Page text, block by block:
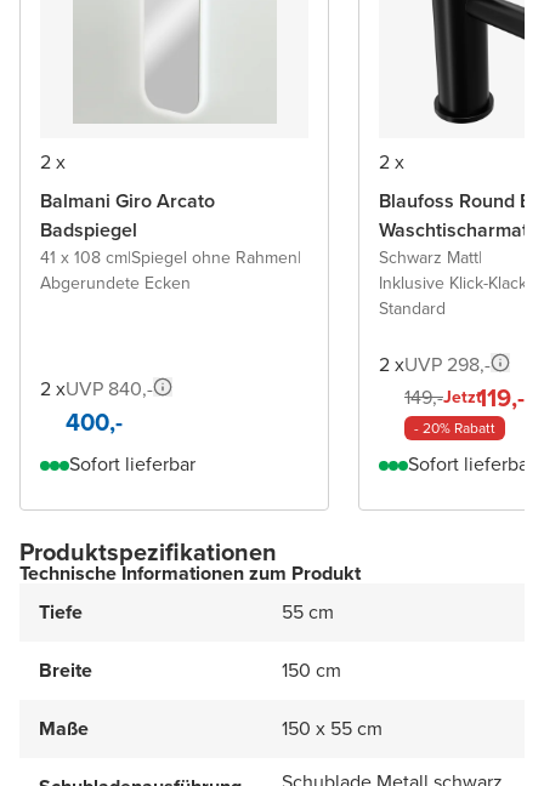
2 x
Balmani Giro Arcato
Badspiegel
41 x 108 cm|Spiegel ohne Rahmen|
Abgerundete Ecken
2 xUVP 840,-
400,-
Sofort lieferbar
2 x
Blaufoss Round
Schwarz Matt|
Inklusive Klick-Klack
Standard
2 xUVP 298,-
149,-Jetzt119,-
- 20% Rabatt
Sofort lieferbar
Produktspezifikationen
Technische Informationen zum Produkt
Tiefe
55 cm
Breite 150 cm
Maße 150 x 55 cm